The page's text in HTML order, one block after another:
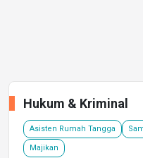
Hukum & Kriminal
Asisten Rumah Tangga
Majikan